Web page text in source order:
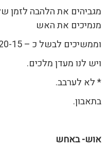
מגביהים את הלהבה לזמן
מנמיכים את האש
וממשיכים לבשל כ – 20-15 דקות.
ויש לנו מעדן מלכים.
* לא לערבב.
בתאבון.
אוש- באחש